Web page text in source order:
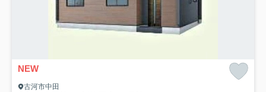
NEW
古河市中田